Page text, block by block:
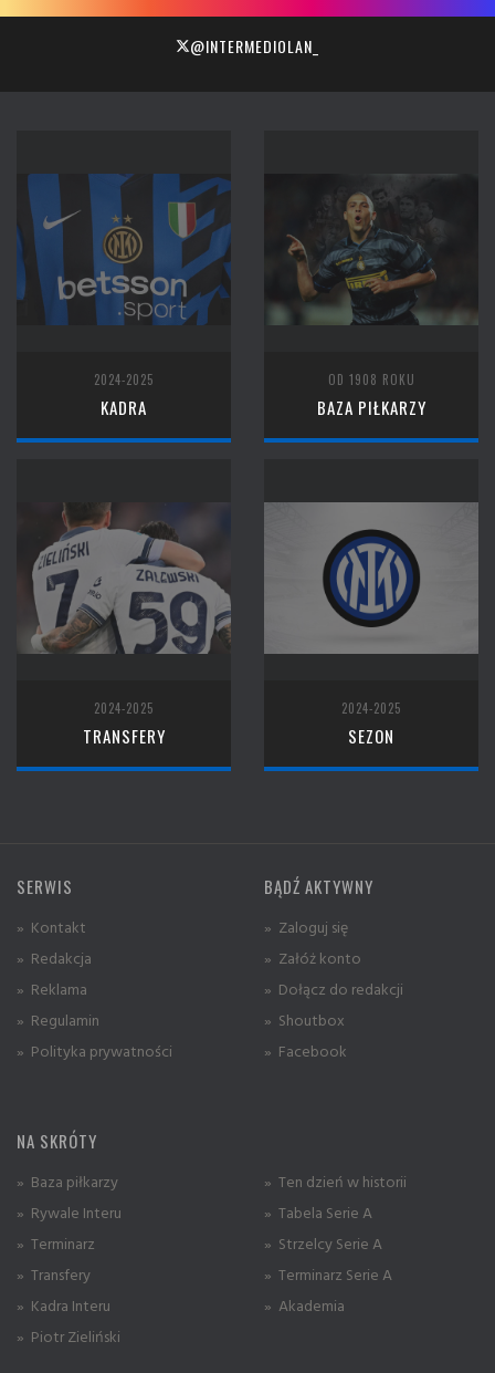
@INTERMEDIOLAN_
2024-2025
KADRA
OD 1908 ROKU
BAZA PIŁKARZY
2024-2025
TRANSFERY
2024-2025
SEZON
SERWIS
» Kontakt
» Redakcja
» Reklama
» Regulamin
» Polityka prywatności
BĄDŹ AKTYWNY
» Zaloguj się
» Załóż konto
» Dołącz do redakcji
» Shoutbox
» Facebook
NA SKRÓTY
» Baza piłkarzy
» Rywale Interu
» Terminarz
» Transfery
» Kadra Interu
» Piotr Zieliński
» Ten dzień w historii
» Tabela Serie A
» Strzelcy Serie A
» Terminarz Serie A
» Akademia